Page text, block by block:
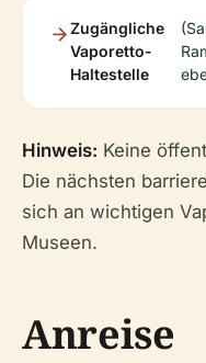
Zugängliche
Vaporetto-
Haltestelle
Hinweis: Keine
Die nächsten
sich an wichtigen
Museen.
Anreise